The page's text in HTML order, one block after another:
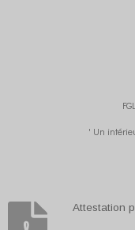
' Un
Attestation